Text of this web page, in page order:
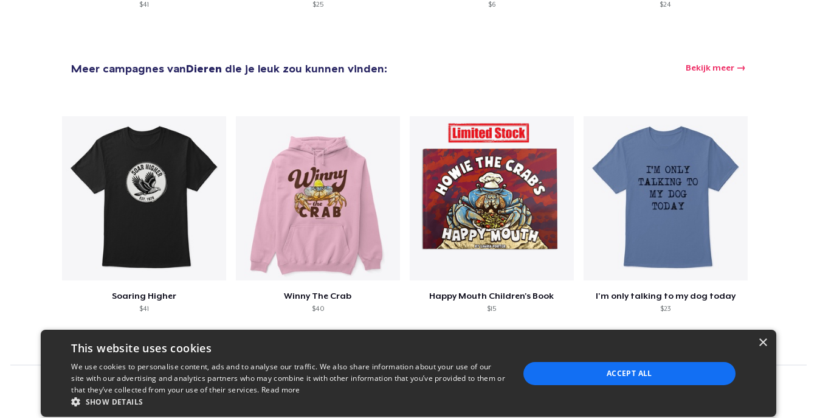
$41 $25 $6 $24
Meer campagnes vanDieren die je leuk zou kunnen vinden: Bekijk meer
Soaring Higher
$41
Winny The Crab
$40
Happy Mouth Children's Book
$15
I'm only talking to my dog today
$23
Report this product
×
This website uses cookies
We use cookies to personalise content, ads and to analyse our traffic. We also share information about your use of our
site with our advertising and analytics partners who may combine it with other information that you’ve provided to them or
that they’ve collected from your use of their services. Read more
SHOW DETAILS
ACCEPT ALL